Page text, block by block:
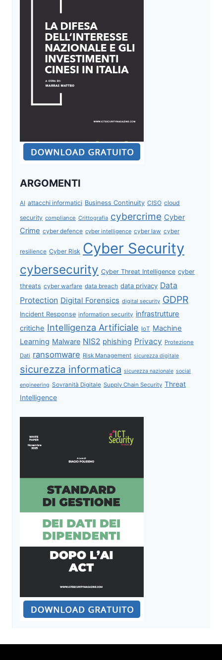
ARGOMENTI
AI attacchi informatici Business Continuity CISO cloud
security compliance Crittografia cybercrime Cyber
Crime cyber defence cyber intelligence cyber law cyber
resilience Cyber Risk Cyber Security
cybersecurity Cyber Threat Intelligence cyber
threats cyber warfare data breach data privacy Data
Protection Digital Forensics digital security GDPR
Incident Response information security infrastrutture
critiche Intelligenza Artificiale IoT Machine
Learning Malware NIS2 phishing Privacy Protezione
Dati ransomware Risk Management sicurezza digitale
sicurezza informatica sicurezza nazionale social
engineering Sovranità Digitale Supply Chain Security Threat
Intelligence